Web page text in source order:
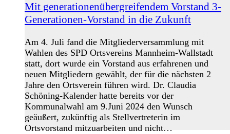
Mit generationenübergreifendem Vorstand 3-
Generationen-Vorstand in die Zukunft
Am 4. Juli fand die Mitgliederversammlung mit
Wahlen des SPD Ortsvereins Mannheim-Wallstadt
statt, dort wurde ein Vorstand aus erfahrenen und
neuen Mitgliedern gewählt, der für die nächsten 2
Jahre den Ortsverein führen wird. Dr. Claudia
Schöning-Kalender hatte bereits vor der
Kommunalwahl am 9.Juni 2024 den Wunsch
geäußert, zukünftig als Stellvertreterin im
Ortsvorstand mitzuarbeiten und nicht…